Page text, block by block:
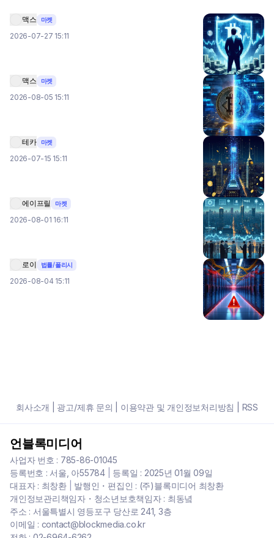
맥스 마켓
2026-07-27 15:11
맥스 마켓
2026-08-05 15:11
테카 마켓
2026-07-15 15:11
에이프릴 마켓
2026-08-01 16:11
로이 법률/폴리시
2026-08-04 15:11
회사소개 광고/제휴 문의 이용약관 및 개인정보처리방침 RSS
언블록미디어
사업자 번호 : 785-86-01045
등록번호 : 서울, 아55784| 등록일 : 2025년 01월 09일
대표자 : 최창환| 발행인・편집인 : (주)블록미디어 최창환
개인정보관리책임자・청소년보호책임자 : 최동녘
주소 : 서울특별시 영등포구 당산로 241, 3층
이메일 : contact@blockmedia.co.kr